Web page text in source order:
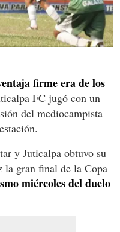
firme era de los
FC jugó con un
del mediocampista
y Juticalpa obtuvo su
la gran final de la Copa
miércoles del duelo